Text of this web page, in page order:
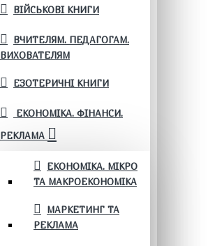
ВІЙСЬКОВІ КНИГИ
ВЧИТЕЛЯМ. ПЕДАГОГАМ.
ВИХОВАТЕЛЯМ
ЕЗОТЕРИЧНІ КНИГИ
ЕКОНОМІКА. ФІНАНСИ.
РЕКЛАМА
ЕКОНОМІКА. МІКРО
ТА МАКРОЕКОНОМІКА
МАРКЕТИНГ ТА
РЕКЛАМА